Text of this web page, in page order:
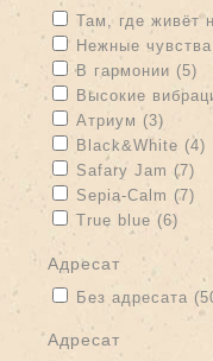
Apply Там, где
Там, где живёт
Apply Нежные
Нежные
Apply В гармонии
В гармонии (5)
Apply Высокие
Высокие
Apply Атриум filter
Атриум (3)
Apply Black&White
Black&White (4)
Apply Safary Jam
Safary Jam (7)
Apply Sepia-Calm
Sepia-Calm (7)
Apply True blue filter
True blue (6)
адресат
Apply Без адресата
Без адресата
адресат